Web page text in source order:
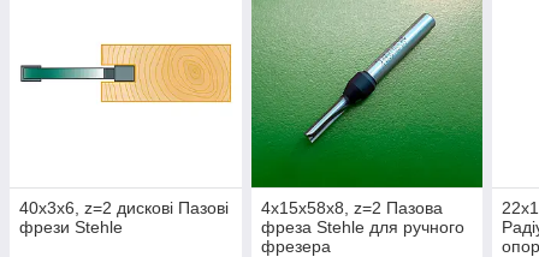
40х3х6, z=2 дискові Пазові
фрези Stehle
4х15х58х8, z=2 Пазова
фреза Stehle для ручного
фрезера